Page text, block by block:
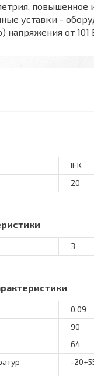
повышенное
уставки -
напряжения от 101
IEK
20
3
0.09
90
64
-